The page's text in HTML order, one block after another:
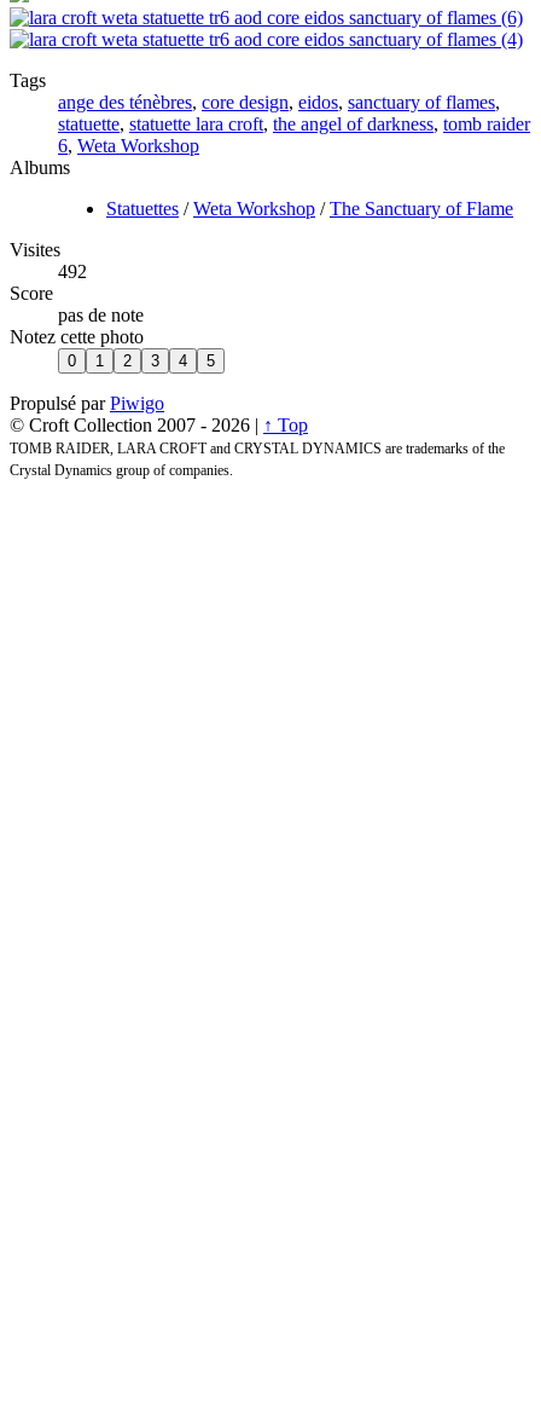
Tags
ange des ténèbres, core design, eidos, sanctuary of flames,
statuette, statuette lara croft, the angel of darkness, tomb raider
6, Weta Workshop
Albums
Statuettes /Weta Workshop /The Sanctuary of Flame
Visites
492
Score
pas de note
Notez cette photo
Propulsé parPiwigo
© Croft Collection 2007 - 2026 | ↑ Top
TOMB RAIDER, LARA CROFT and CRYSTAL DYNAMICS are trademarks of the
Crystal Dynamics group of companies.